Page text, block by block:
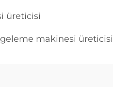
üreticisi
makinesi üreticisi